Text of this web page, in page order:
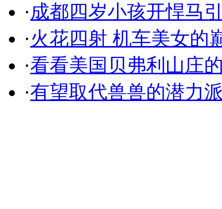
·成都四岁小孩开悍马
·火花四射 机车美女的
·看看美国贝弗利山庄
·有望取代兽兽的潜力